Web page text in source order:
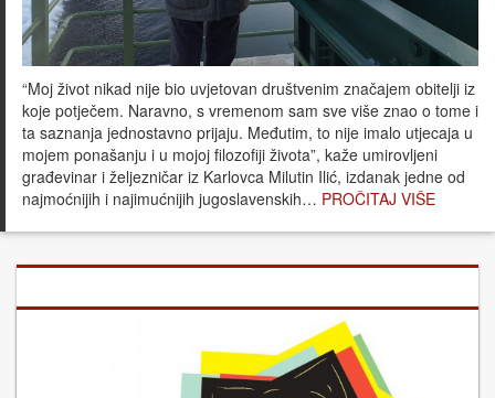
“Moj život nikad nije bio uvjetovan društvenim značajem obitelji iz
koje potječem. Naravno, s vremenom sam sve više znao o tome i
ta saznanja jednostavno prijaju. Međutim, to nije imalo utjecaja u
mojem ponašanju i u mojoj filozofiji života”, kaže umirovljeni
građevinar i željezničar iz Karlovca Milutin Ilić, izdanak jedne od
najmoćnijih i najimućnijih jugoslavenskih… PROČITAJ VIŠE